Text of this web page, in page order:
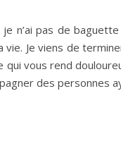
n’ai pas de
Je viens de
qui vous rend
des